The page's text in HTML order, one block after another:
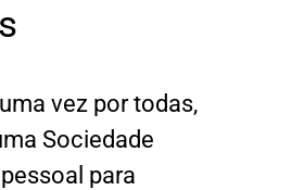
vez por todas,
Sociedade
para